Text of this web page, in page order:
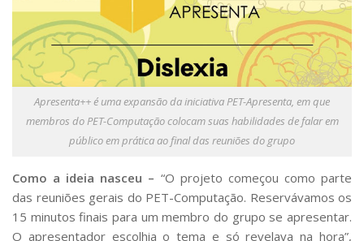
Apresenta++ é uma expansão da iniciativa PET-Apresenta, em que
membros do PET-Computação colocam suas habilidades de falar em
público em prática ao final das reuniões do grupo
Como a ideia nasceu – “O projeto começou como parte
das reuniões gerais do PET-Computação. Reservávamos os
15 minutos finais para um membro do grupo se apresentar.
O apresentador escolhia o tema e só revelava na hora”,